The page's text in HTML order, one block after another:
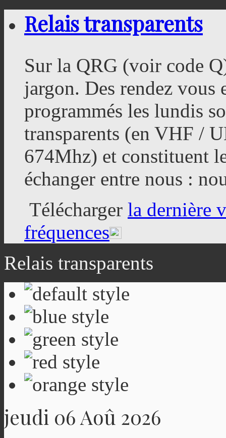
Relais transparents
Sur la QRG (voir code
jargon. Des rendez
programmés les lundis
transparents (en VHF /
674Mhz) et constituent
échanger entre nous :
Télécharger la dernière
fréquences
Relais transparents
jeudi 06 Aoû 2026